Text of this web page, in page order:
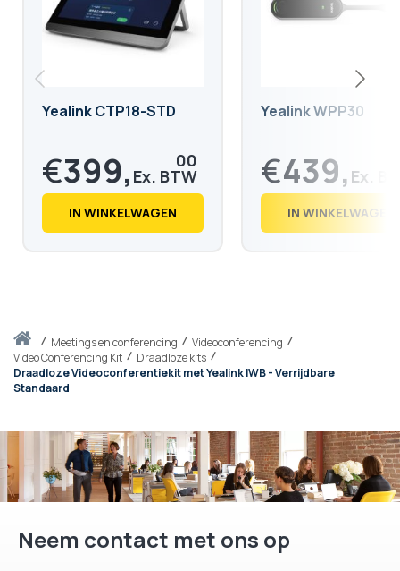
Thuismeetings en conferencing
Videoconferencing
Video Conferencing Kit
Draadloze kits
Draadloze Videoconferentiekit met Yealink IWB - Verrijdbare
Standaard
Yealink CTP18-STD
€399, 00
€ 482,
IN WINKELWAGEN
Yealink WPP30
€439,
€ 532,
IN WINKELWAGEN
Neem contact met ons op